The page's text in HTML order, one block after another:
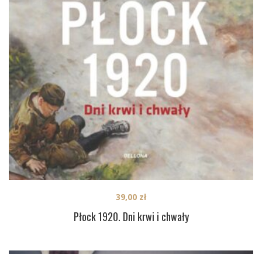
Płock 1920. Dni krwi i chwały
39,00 zł